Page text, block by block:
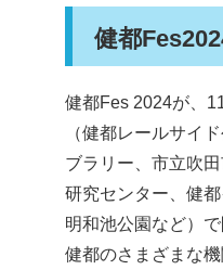
研究開発成果･社会実
トピックス
イベント･ニュース
一般向け情報
お問い合わせ
健都
健都Fes 2024が、
（健都レールサイ
ブラリー、市立吹
研究センター、健
明和池公園など）で
健都のさまざまな